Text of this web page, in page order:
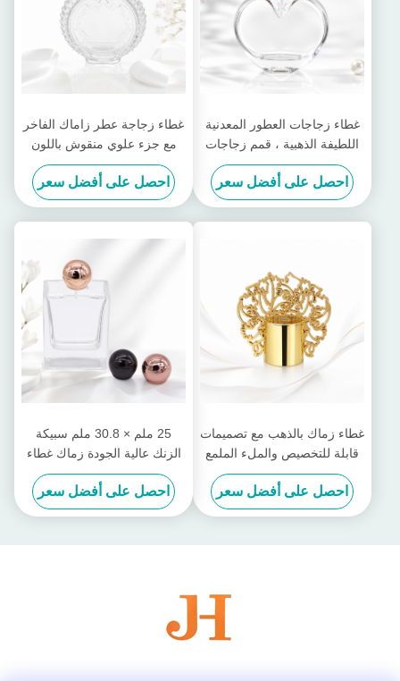
غطاء زجاجات العطور المعدنية
اللطيفة الذهبية ، قمم زجاجات
العطور المعدنية ذات التصميم
الفريد
احصل على أفضل سعر
غطاء زجاجة عطر زاماك الفاخر
مع جزء علوي منقوش باللون
الذهبي الوردي، وختم محكم،
وتصميم منحوت باستخدام
الحاسب الآلي
احصل على أفضل سعر
غطاء زماك بالذهب مع تصميمات
قابلة للتخصيص والملء الملمع
بالمرايا
احصل على أفضل سعر
25 ملم × 30.8 ملم سبيكة
الزنك عالية الجودة زماك غطاء
العطور مع اللون الملاعق
احصل على أفضل سعر